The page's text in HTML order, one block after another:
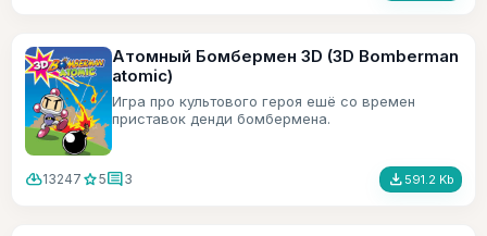
Атомный Бомбермен 3D (3D Bomberman
atomic)
Игра про культового героя ешё со времен
приставок денди бомбермена.
cloud_download13247 star5comment3 file_download 591.2 Kb